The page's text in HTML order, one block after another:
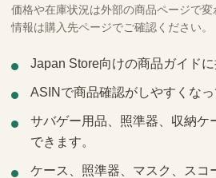
価格や在庫状況は外部の商品ページで
情報は購入先ページでご確認ください。
Japan Store向けの商品ガイドに
ASINで商品確認がしやすくなっ
サバゲー用品、照準器、収納ケ
できます。
ケース、照準器、マスク、スコ